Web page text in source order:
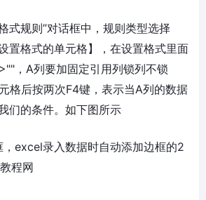
式规则”对话框中，规则类型选择
置格式的单元格】，在设置格式里面
，A列要加固定引用列锁列不锁
格后按两次F4键，表示当A列的数据
们的条件。如下图所示